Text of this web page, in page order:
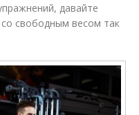
давайте
свободным весом так